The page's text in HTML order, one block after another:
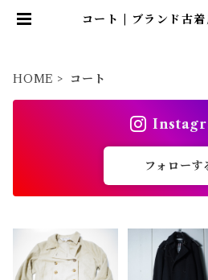
コート | ブランド古
HOME コート
フォローす